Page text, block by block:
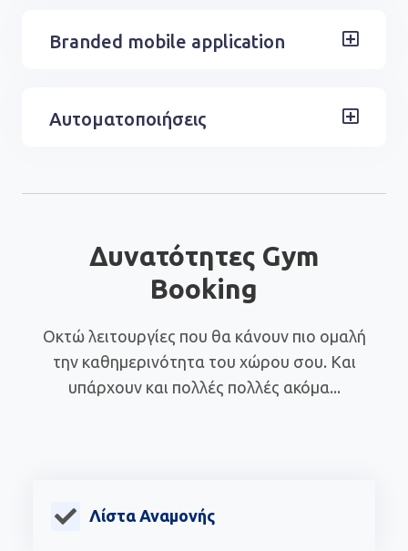
Branded mobile application
Αυτοματοποιήσεις
Δυνατότητες Gym
Booking
Οκτώ λειτουργίες που θα κάνουν πιο ομαλή
την καθημερινότητα του χώρου σου. Και
υπάρχουν και πολλές πολλές ακόμα...
Λίστα Αναμονής